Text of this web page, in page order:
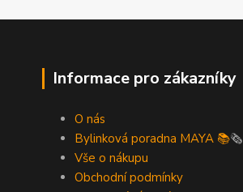
Informace pro zákazníky
O nás
Bylinková poradna MAYA 📚🗞️
Vše o nákupu
Obchodní podmínky